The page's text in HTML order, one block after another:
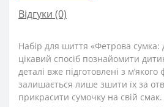
Відгуки (0)
Набір для шиття «Фетрова сумка:
цікавий спосіб познайомити
деталі вже підготовлені з м’якого
залишається лише зшити їх за
прикрасити сумочку на свій